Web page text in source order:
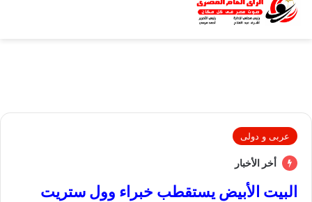
عربى و دولى
أخر الأخبار
البيت الأبيض يستقطب خبراء وول ستريت